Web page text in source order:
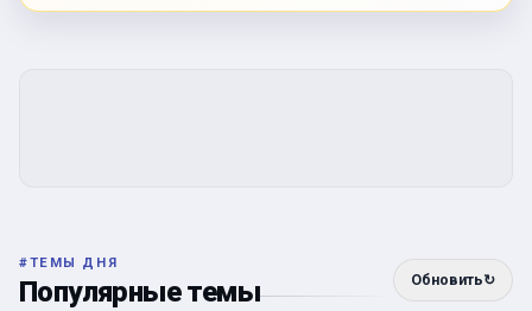
#ТЕМЫ ДНЯ
Популярные темы Обновить↻